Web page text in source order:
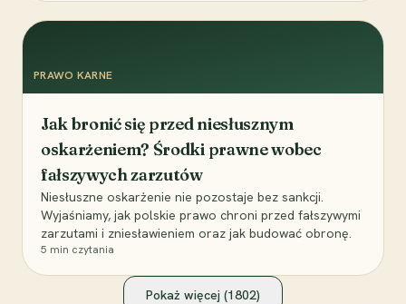
PRAWO KARNE
Jak bronić się przed niesłusznym
oskarżeniem? Środki prawne wobec
fałszywych zarzutów
Niesłuszne oskarżenie nie pozostaje bez sankcji.
Wyjaśniamy, jak polskie prawo chroni przed fałszywymi
zarzutami i zniesławieniem oraz jak budować obronę.
5 min czytania
Pokaż więcej (1802)